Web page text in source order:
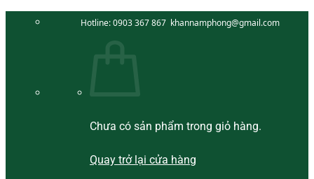
Hotline:0903 367 867 khannamphong@gmail.com
Chưa có sản phẩm trong giỏ hàng.
Quay trở lại cửa hàng